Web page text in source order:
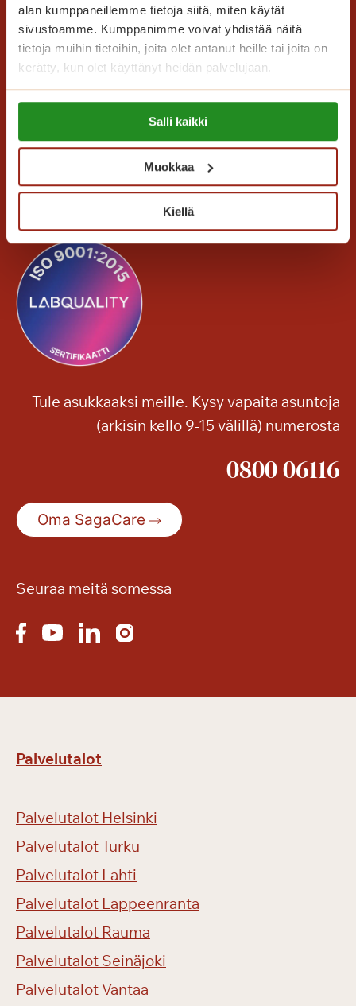
alan kumppaneillemme tietoja siitä, miten käytät
sivustoamme. Kumppanimme voivat yhdistää näitä
tietoja muihin tietoihin, joita olet antanut heille tai joita on
kerätty, kun olet käyttänyt heidän palvelujaan.
Lue lisää evästeistä:
https://sagacare.fi/evasteet/
Salli kaikki
Muokkaa
Kiellä
m
u
t
t
o
n
n
n
e
a
Saga Care Finland Oy
Mannerheimintie 164 PL 11
00301 Helsinki
Kaikki yhteystiedot
Tule asukkaaksi meille. Kysy vapaita asuntoja
(arkisin kello 9-15 välillä) numerosta
0800 06116
Oma SagaCare
Seuraa meitä somessa
Palvelutalot
Palvelutalot Helsinki
Palvelutalot Turku
Palvelutalot Lahti
Palvelutalot Lappeenranta
Palvelutalot Rauma
Palvelutalot Seinäjoki
Palvelutalot Vantaa